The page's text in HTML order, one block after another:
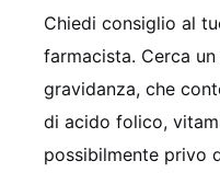
Chiedi consiglio al
farmacista. Cerca
gravidanza, che
di acido folico,
possibilmente privo